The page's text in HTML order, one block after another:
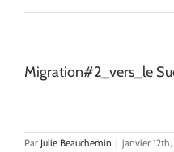
Migration#2_vers_le
Par Julie Beauchemin | janvier